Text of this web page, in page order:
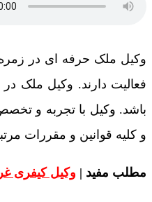
وکیل ملک حرفه ای در زمره
فعالیت دارند. وکیل ملک
باشد. وکیل با تجربه و
و کلیه قوانین و مقررات
مطلب مفید | وکیل کیفری